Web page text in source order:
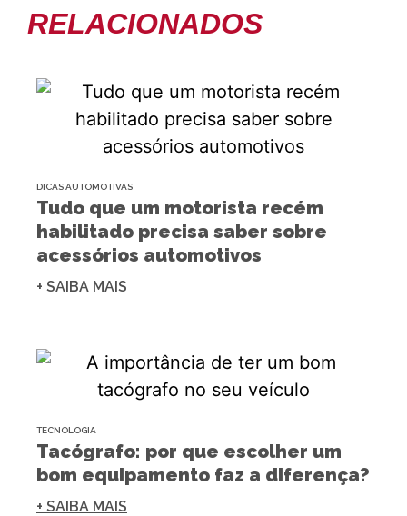
RELACIONADOS
DICAS AUTOMOTIVAS
Tudo que um motorista recém
habilitado precisa saber sobre
acessórios automotivos
+ SAIBA MAIS
TECNOLOGIA
Tacógrafo: por que escolher um
bom equipamento faz a diferença?
+ SAIBA MAIS